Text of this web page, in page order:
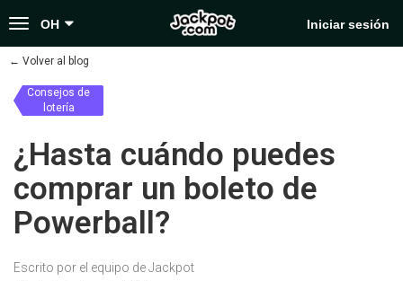
Toggle
navigation
OH Iniciar sesión
← Volver al blog
Consejos de
lotería
¿Hasta cuándo puedes
comprar un boleto de
Powerball?
Escrito por el equipo de Jackpot